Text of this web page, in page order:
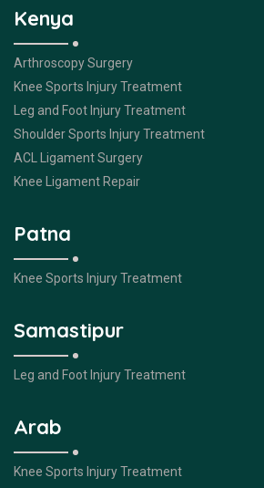
Kenya
Arthroscopy Surgery
Knee Sports Injury Treatment
Leg and Foot Injury Treatment
Shoulder Sports Injury Treatment
ACL Ligament Surgery
Knee Ligament Repair
Patna
Knee Sports Injury Treatment
Samastipur
Leg and Foot Injury Treatment
Arab
Knee Sports Injury Treatment